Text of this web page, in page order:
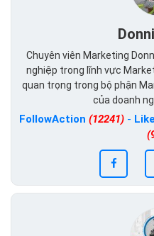
Chuyên viên Marketing
nghiệp trong lĩnh vực
quan trọng trong bộ phận
của doanh
FollowAction (12241)-